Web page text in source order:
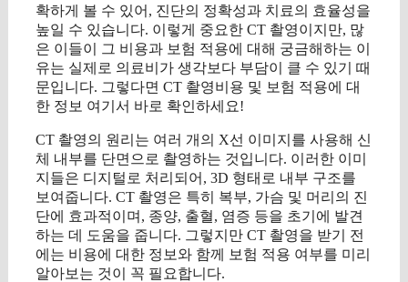
확하게 볼 수 있어, 진단의 정확성과 치료의 효율성을
높일 수 있습니다. 이렇게 중요한 CT 촬영이지만, 많
은 이들이 그 비용과 보험 적용에 대해 궁금해하는 이
유는 실제로 의료비가 생각보다 부담이 클 수 있기 때
문입니다. 그렇다면 CT 촬영비용 및 보험 적용에 대
한 정보 여기서 바로 확인하세요!
CT 촬영의 원리는 여러 개의 X선 이미지를 사용해 신
체 내부를 단면으로 촬영하는 것입니다. 이러한 이미
지들은 디지털로 처리되어, 3D 형태로 내부 구조를
보여줍니다. CT 촬영은 특히 복부, 가슴 및 머리의 진
단에 효과적이며, 종양, 출혈, 염증 등을 초기에 발견
하는 데 도움을 줍니다. 그렇지만 CT 촬영을 받기 전
에는 비용에 대한 정보와 함께 보험 적용 여부를 미리
알아보는 것이 꼭 필요합니다.